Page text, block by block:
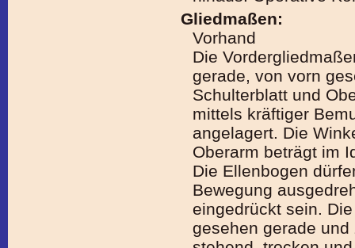
Gliedmaßen:
Vorhand
Die
gerade, von vorn
Schulterblatt und
mittels kräftiger
angelagert. Die
Oberarm beträgt im
Die Ellenbogen
Bewegung
eingedrückt sein.
gesehen gerade